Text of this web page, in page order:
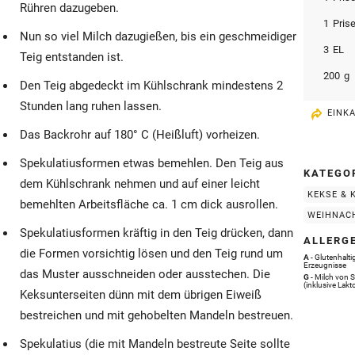
Rühren dazugeben.
Nun so viel Milch dazugießen, bis ein geschmeidiger
Teig entstanden ist.
Den Teig abgedeckt im Kühlschrank mindestens 2
Stunden lang ruhen lassen.
Das Backrohr auf 180° C (Heißluft) vorheizen.
Spekulatiusformen etwas bemehlen. Den Teig aus
dem Kühlschrank nehmen und auf einer leicht
bemehlten Arbeitsfläche ca. 1 cm dick ausrollen.
Spekulatiusformen kräftig in den Teig drücken, dann
die Formen vorsichtig lösen und den Teig rund um
das Muster ausschneiden oder ausstechen. Die
Keksunterseiten dünn mit dem übrigen Eiweiß
bestreichen und mit gehobelten Mandeln bestreuen.
Spekulatius (die mit Mandeln bestreute Seite sollte
1 Prise
3 EL
200 g
KEKSE &
A-
Erzeugnisse
G- Milch von
(inklusive